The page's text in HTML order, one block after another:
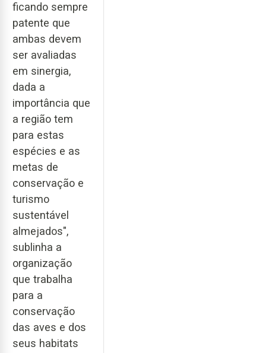
ficando sempre
patente que
ambas devem
ser avaliadas
em sinergia,
dada a
importância que
a região tem
para estas
espécies e as
metas de
conservação e
turismo
sustentável
almejados",
sublinha a
organização
que trabalha
para a
conservação
das aves e dos
seus habitats